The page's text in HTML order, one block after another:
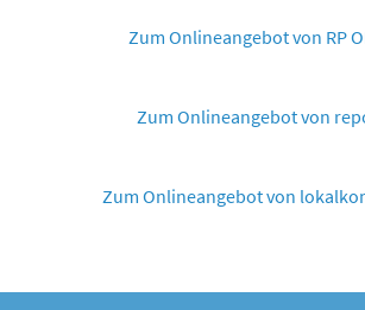
Zum Onlineangebot von RP
Zum Onlineangebot von
Zum Onlineangebot von